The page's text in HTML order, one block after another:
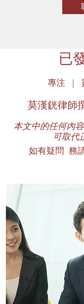
已
專注 |
莫漢銧律師
本文中的任何內
可取代
如有疑問 務